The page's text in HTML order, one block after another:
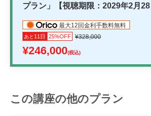
プラン」【視聴期限：2029年2月28
最大12回金利手数料無料
あと 11日 25%OFF ¥328,000
¥246,000(税込)
この講座の他のプラン